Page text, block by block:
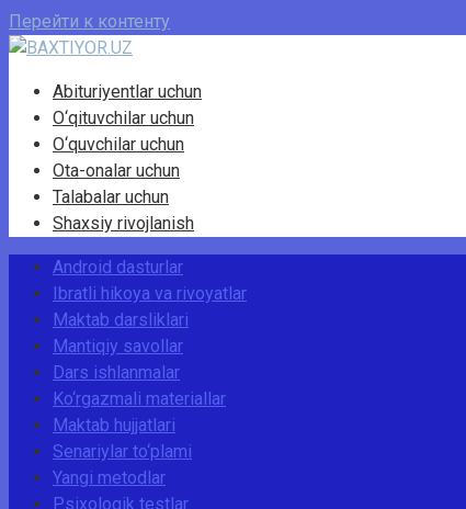
Перейти к контенту
Abituriyentlar uchun
O‘qituvchilar uchun
O‘quvchilar uchun
Ota-onalar uchun
Talabalar uchun
Shaxsiy rivojlanish
Android dasturlar
Ibratli hikoya va rivoyatlar
Maktab darsliklari
Mantiqiy savollar
Dars ishlanmalar
Ko‘rgazmali materiallar
Maktab hujjatlari
Senariylar to‘plami
Yangi metodlar
Psixologik testlar